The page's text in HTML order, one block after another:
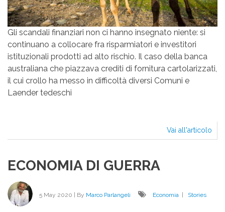
Gli scandali finanziari non ci hanno insegnato niente: si
continuano a collocare fra risparmiatori e investitori
istituzionali prodotti ad alto rischio. Il caso della banca
australiana che piazzava crediti di fornitura cartolarizzati,
il cui crollo ha messo in difficoltà diversi Comuni e
Laender tedeschi
Vai all'articolo
ECONOMIA DI GUERRA
5 May 2020 | By Marco Parlangeli Economia Stories